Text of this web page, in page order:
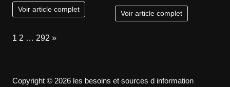
Voir article complet Voir article complet
Page:
1 2 … 292 Next
»
Copyright © 2026 les besoins et sources d information